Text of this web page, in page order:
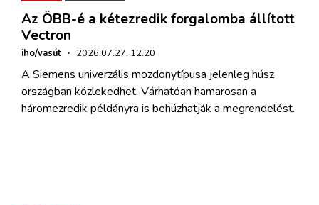
Az ÖBB-é a kétezredik forgalomba állított
Vectron
iho/vasút · 2026.07.27. 12:20
A Siemens univerzális mozdonytípusa jelenleg húsz
országban közlekedhet. Várhatóan hamarosan a
háromezredik példányra is behúzhatják a megrendelést.